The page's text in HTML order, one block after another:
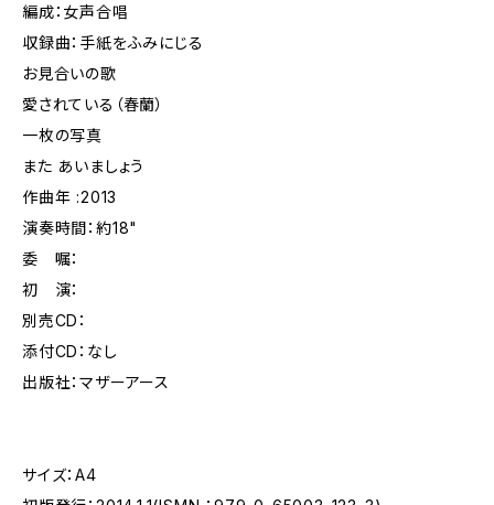
編成：女声合唱
収録曲：手紙をふみにじる
お見合いの歌
愛されている（春蘭）
一枚の写真
また あいましょう
作曲年 :2013
演奏時間：約18"
委 嘱：
初 演：
別売CD：
添付CD：なし
出版社：マザーアース
サイズ：A4